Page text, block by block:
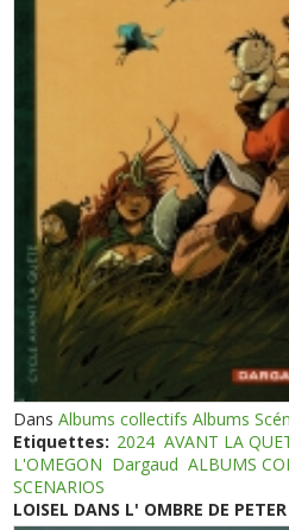
DansAlbums collectifs Albums
Etiquettes: 2024 AVANT LA
L'OMEGON Dargaud ALBUMS
SCENARIOS
LOISEL DANS L' OMBRE DE